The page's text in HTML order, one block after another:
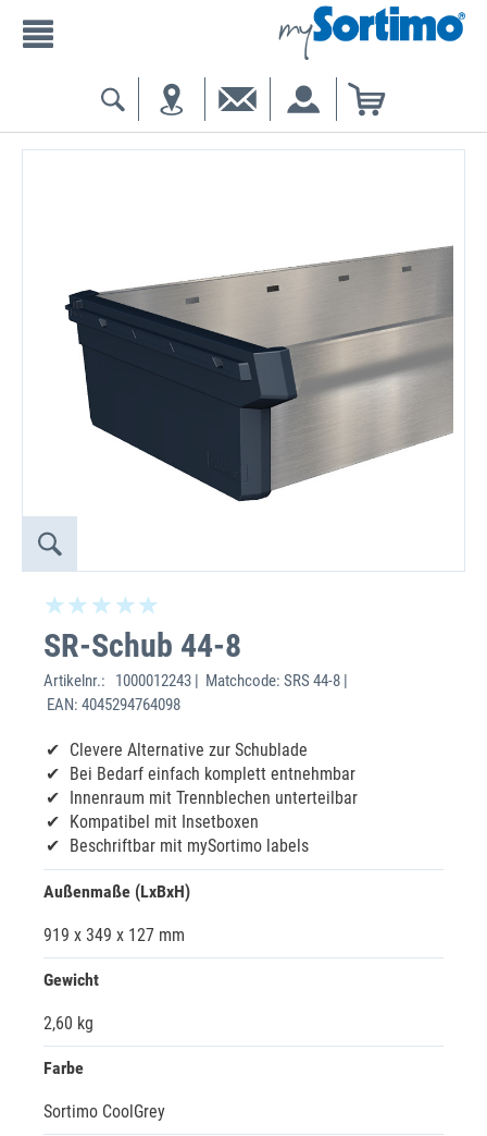
SR-Schub 44-8
Artikelnr.:
1000012243 | Matchcode: SRS 44-8 |
EAN: 4045294764098
Clevere Alternative zur Schublade
Bei Bedarf einfach komplett entnehmbar
Innenraum mit Trennblechen unterteilbar
Kompatibel mit Insetboxen
Beschriftbar mit mySortimo labels
Außenmaße (LxBxH)
919 x 349 x 127 mm
Gewicht
2,60 kg
Farbe
Sortimo CoolGrey